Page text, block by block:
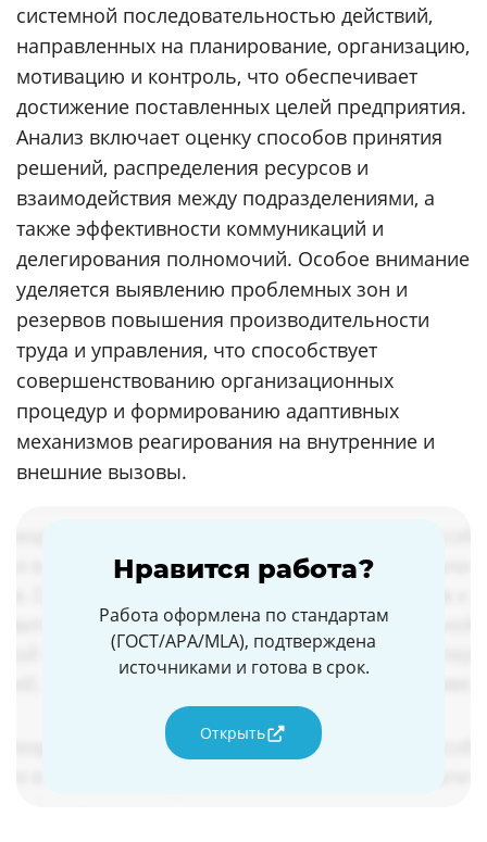
системной последовательностью действий,
направленных на планирование, организацию,
мотивацию и контроль, что обеспечивает
достижение поставленных целей предприятия.
Анализ включает оценку способов принятия
решений, распределения ресурсов и
взаимодействия между подразделениями, а
также эффективности коммуникаций и
делегирования полномочий. Особое внимание
уделяется выявлению проблемных зон и
резервов повышения производительности
труда и управления, что способствует
совершенствованию организационных
процедур и формированию адаптивных
механизмов реагирования на внутренние и
внешние вызовы.
Нравится работа?
Работа оформлена по стандартам
(ГОСТ/APA/MLA), подтверждена
источниками и готова в срок.
Открыть